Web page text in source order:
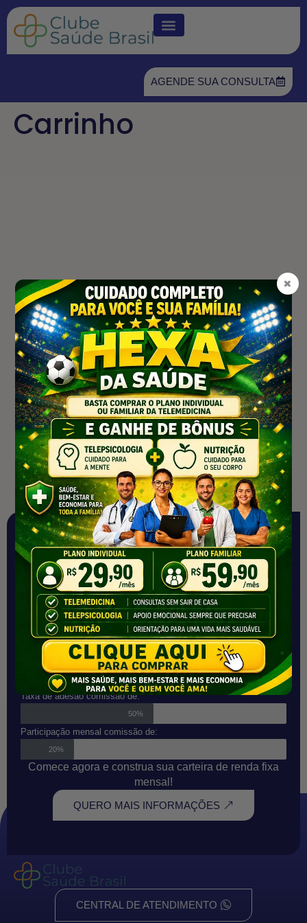
AGENDE SUA CONSULTA
Carrinho
TRABALHE CONOSCO
Seja Um Distribuidor De
Telessaúde
Conquiste renda mensal recorrente atuando em um
dos mercados que mais cresce no Brasil.
Ao comercializar nosso Programa Nacional de
Telessaúde Física e Mental, você recebe:
Taxa de adesão comissão de:
50%
Participação mensal comissão de:
20%
Comece agora e construa sua carteira de renda fixa
mensal!
QUERO MAIS INFORMAÇÕES
CENTRAL DE ATENDIMENTO
×